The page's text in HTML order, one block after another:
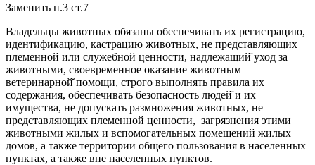
Заменить п.3 ст.7
Владельцы животных обязаны обеспечивать их регистрацию,
идентификацию, кастрацию животных, не представляющих
племенной или служебной ценности, надлежащий̆ уход за
животными, своевременное оказание животным
ветеринарной̆ помощи, строго выполнять правила их
содержания, обеспечивать безопасность людей̆ и их
имущества, не допускать размножения животных, не
представляющих племенной ценности, загрязнения этими
животными жилых и вспомогательных помещений жилых
домов, а также территории общего пользования в населенных
пунктах, а также вне населенных пунктов.